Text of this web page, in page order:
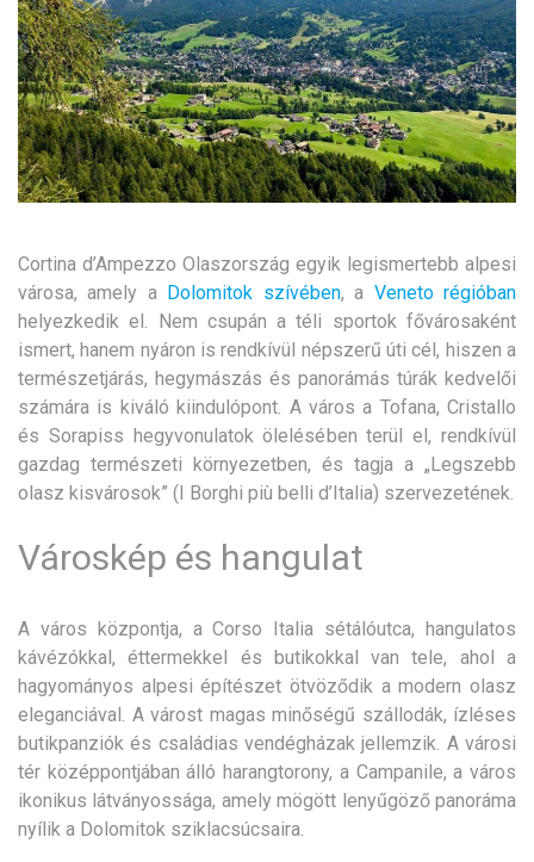
Cortina d’Ampezzo Olaszország egyik legismertebb alpesi
városa, amely a Dolomitok szívében, a Veneto régióban
helyezkedik el. Nem csupán a téli sportok fővárosaként
ismert, hanem nyáron is rendkívül népszerű úti cél, hiszen a
természetjárás, hegymászás és panorámás túrák kedvelői
számára is kiváló kiindulópont. A város a Tofana, Cristallo
és Sorapiss hegyvonulatok ölelésében terül el, rendkívül
gazdag természeti környezetben, és tagja a „Legszebb
olasz kisvárosok” (I Borghi più belli d’Italia) szervezetének.
Városkép és hangulat
A város központja, a Corso Italia sétálóutca, hangulatos
kávézókkal, éttermekkel és butikokkal van tele, ahol a
hagyományos alpesi építészet ötvöződik a modern olasz
eleganciával. A várost magas minőségű szállodák, ízléses
butikpanziók és családias vendégházak jellemzik. A városi
tér középpontjában álló harangtorony, a Campanile, a város
ikonikus látványossága, amely mögött lenyűgöző panoráma
nyílik a Dolomitok sziklacsúcsaira.